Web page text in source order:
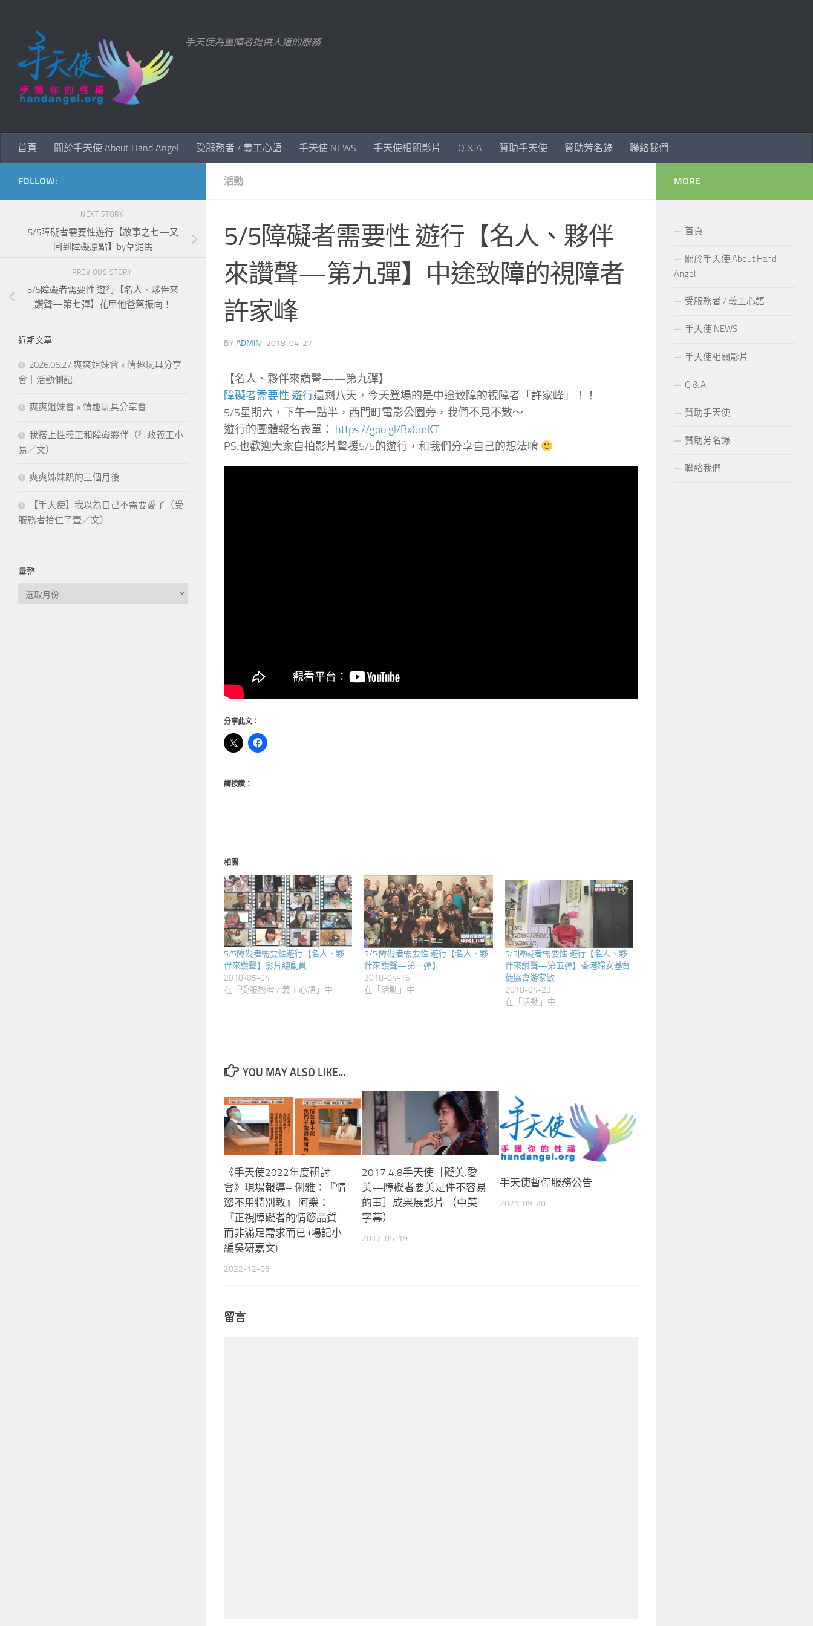
手天使為重障者提供人道的服務
首頁 關於手天使 About Hand Angel 受服務者 / 義工心語 手天使 NEWS 手天使相關影片 Q & A 贊助手天使 贊助芳名錄 聯絡我們
活動
5/5障礙者需要性 遊行【名人、夥伴
來讚聲—第九彈】中途致障的視障者
許家峰
BY ADMIN · 2018-04-27
【名人、夥伴來讚聲——第九彈】
障礙者需要性 遊行還剩八天，今天登場的是中途致障的視障者「許家峰」！！
5/5星期六，下午一點半，西門町電影公園旁，我們不見不散～
遊行的團體報名表單： https://goo.gl/Bx6mKT
PS.也歡迎大家自拍影片聲援5/5的遊行，和我們分享自己的想法唷
分享此文：
請按讚：
相關
5/5障礙者需要性遊行【名人、夥
伴來讚聲】影片總動員
2018-05-04
在「受服務者 / 義工心語」中
5/5 障礙者需要性 遊行【名人、夥
伴來讚聲—第一彈】
2018-04-16
在「活動」中
5/5障礙者需要性 遊行【名人、夥
伴來讚聲—第五彈】香港婦女基督
徒協會游家敏
2018-04-23
在「活動」中
YOU MAY ALSO LIKE...
《手天使2022年度研討
會》現場報導– 俐雅：『情
慾不用特別教』 阿樂：
『正視障礙者的情慾品質
而非滿足需求而已 (場記小
編吳研嘉文)
2022-12-03
2017.4.8手天使［礙美.愛
美—障礙者要美是件不容易
的事］成果展影片 （中英
字幕）
2017-05-19
手天使暫停服務公告
2021-09-20
留言
FOLLOW:
NEXT STORY
5/5障礙者需要性遊行【故事之七—又
回到障礙原點】by草泥馬
PREVIOUS STORY
5/5障礙者需要性 遊行【名人、夥伴來
讚聲—第七彈】花甲他爸蔡振南！
近期文章
2026.06.27 爽爽姐妹會 × 情趣玩具分享
會｜活動側記
爽爽姐妹會 × 情趣玩具分享會
我搭上性義工和障礙夥伴（行政義工小
易／文）
爽爽姊妹趴的三個月後…
【手天使】我以為自己不需要愛了（受
服務者拾仁了壹／文）
彙整
彙
MORE
首頁
關於手天使 About Hand
Angel
受服務者 / 義工心語
手天使 NEWS
手天使相關影片
Q & A
贊助手天使
贊助芳名錄
聯絡我們